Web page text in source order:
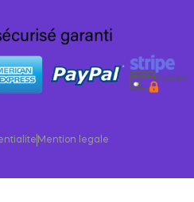
Mention legale